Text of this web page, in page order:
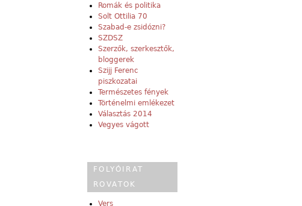
Romák és politika
Solt Ottilia 70
Szabad-e zsidózni?
SZDSZ
Szerzők, szerkesztők,
bloggerek
Szijj Ferenc
piszkozatai
Természetes fények
Történelmi emlékezet
Választás 2014
Vegyes vágott
FOLYÓIRAT
ROVATOK
Vers